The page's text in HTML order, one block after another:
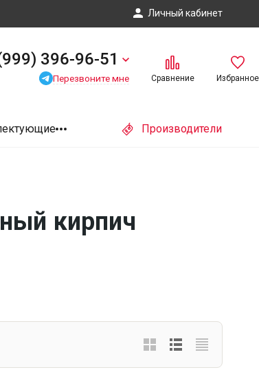
Личный кабинет
396-96-51
Перезвоните мне Сравнение Избранное
Производители
кирпич